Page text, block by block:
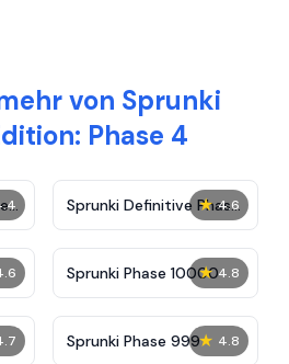
von Sprunki
Phase 4
★ 4.6
Sprunki Definitive Phase
7
★ 4.8
Sprunki Phase 10000
★ 4.8
Sprunki Phase 999